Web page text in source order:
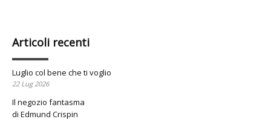
Articoli recenti
Luglio col bene che ti voglio
22 Lug 2026
Il negozio fantasma
di Edmund Crispin